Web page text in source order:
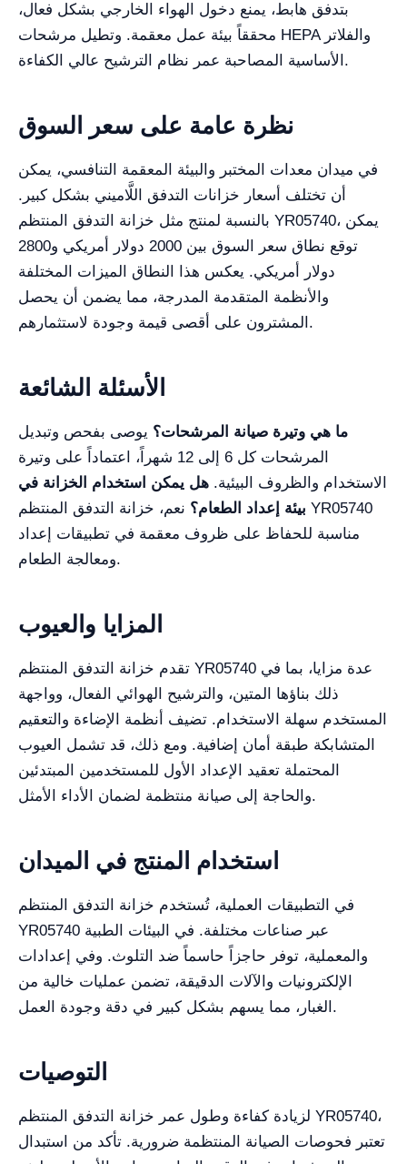
بتدفق هابط، يمنع دخول الهواء الخارجي بشكل فعال،
محققاً بيئة عمل معقمة. وتطيل مرشحات HEPA والفلاتر
الأساسية المصاحبة عمر نظام الترشيح عالي الكفاءة.
نظرة عامة على سعر السوق
في ميدان معدات المختبر والبيئة المعقمة التنافسي، يمكن
أن تختلف أسعار خزانات التدفق اللَّاميني بشكل كبير.
بالنسبة لمنتج مثل خزانة التدفق المنتظم YR05740، يمكن
توقع نطاق سعر السوق بين 2000 دولار أمريكي و2800
دولار أمريكي. يعكس هذا النطاق الميزات المختلفة
والأنظمة المتقدمة المدرجة، مما يضمن أن يحصل
المشترون على أقصى قيمة وجودة لاستثمارهم.
الأسئلة الشائعة
ما هي وتيرة صيانة المرشحات؟ يوصى بفحص وتبديل
المرشحات كل 6 إلى 12 شهراً، اعتماداً على وتيرة
الاستخدام والظروف البيئية. هل يمكن استخدام الخزانة في
بيئة إعداد الطعام؟ نعم، خزانة التدفق المنتظم YR05740
مناسبة للحفاظ على ظروف معقمة في تطبيقات إعداد
ومعالجة الطعام.
المزايا والعيوب
تقدم خزانة التدفق المنتظم YR05740 عدة مزايا، بما في
ذلك بناؤها المتين، والترشيح الهوائي الفعال، وواجهة
المستخدم سهلة الاستخدام. تضيف أنظمة الإضاءة والتعقيم
المتشابكة طبقة أمان إضافية. ومع ذلك، قد تشمل العيوب
المحتملة تعقيد الإعداد الأول للمستخدمين المبتدئين
والحاجة إلى صيانة منتظمة لضمان الأداء الأمثل.
استخدام المنتج في الميدان
في التطبيقات العملية، تُستخدم خزانة التدفق المنتظم
YR05740 عبر صناعات مختلفة. في البيئات الطبية
والمعملية، توفر حاجزاً حاسماً ضد التلوث. وفي إعدادات
الإلكترونيات والآلات الدقيقة، تضمن عمليات خالية من
الغبار، مما يسهم بشكل كبير في دقة وجودة العمل.
التوصيات
لزيادة كفاءة وطول عمر خزانة التدفق المنتظم YR05740،
تعتبر فحوصات الصيانة المنتظمة ضرورية. تأكد من استبدال